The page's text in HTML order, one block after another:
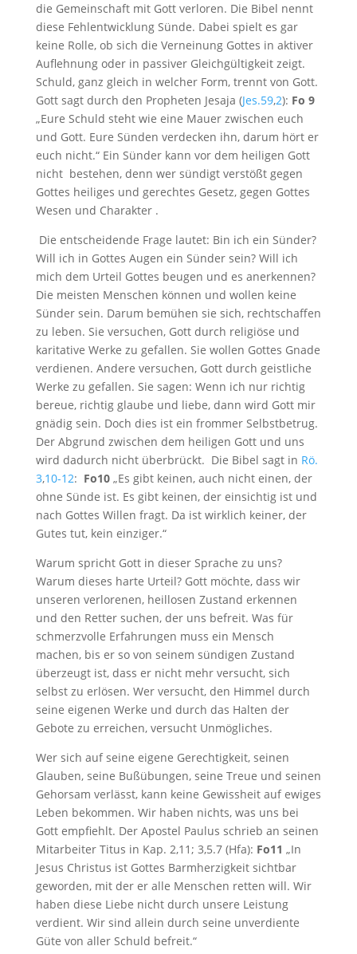
die Gemeinschaft mit Gott verloren. Die Bibel nennt
diese Fehlentwicklung Sünde. Dabei spielt es gar
keine Rolle, ob sich die Verneinung Gottes in aktiver
Auflehnung oder in passiver Gleichgültigkeit zeigt.
Schuld, ganz gleich in welcher Form, trennt von Gott.
Gott sagt durch den Propheten Jesaja (Jes.59,2): Fo 9
„Eure Schuld steht wie eine Mauer zwischen euch
und Gott. Eure Sünden verdecken ihn, darum hört er
euch nicht.“ Ein Sünder kann vor dem heiligen Gott
nicht bestehen, denn wer sündigt verstößt gegen
Gottes heiliges und gerechtes Gesetz, gegen Gottes
Wesen und Charakter .
Die entscheidende Frage lautet: Bin ich ein Sünder?
Will ich in Gottes Augen ein Sünder sein? Will ich
mich dem Urteil Gottes beugen und es anerkennen?
Die meisten Menschen können und wollen keine
Sünder sein. Darum bemühen sie sich, rechtschaffen
zu leben. Sie versuchen, Gott durch religiöse und
karitative Werke zu gefallen. Sie wollen Gottes Gnade
verdienen. Andere versuchen, Gott durch geistliche
Werke zu gefallen. Sie sagen: Wenn ich nur richtig
bereue, richtig glaube und liebe, dann wird Gott mir
gnädig sein. Doch dies ist ein frommer Selbstbetrug.
Der Abgrund zwischen dem heiligen Gott und uns
wird dadurch nicht überbrückt. Die Bibel sagt in Rö.
3,10-12: Fo10„Es gibt keinen, auch nicht einen, der
ohne Sünde ist. Es gibt keinen, der einsichtig ist und
nach Gottes Willen fragt. Da ist wirklich keiner, der
Gutes tut, kein einziger.“
Warum spricht Gott in dieser Sprache zu uns?
Warum dieses harte Urteil? Gott möchte, dass wir
unseren verlorenen, heillosen Zustand erkennen
und den Retter suchen, der uns befreit. Was für
schmerzvolle Erfahrungen muss ein Mensch
machen, bis er so von seinem sündigen Zustand
überzeugt ist, dass er nicht mehr versucht, sich
selbst zu erlösen. Wer versucht, den Himmel durch
seine eigenen Werke und durch das Halten der
Gebote zu erreichen, versucht Unmögliches.
Wer sich auf seine eigene Gerechtigkeit, seinen
Glauben, seine Bußübungen, seine Treue und seinen
Gehorsam verlässt, kann keine Gewissheit auf ewiges
Leben bekommen. Wir haben nichts, was uns bei
Gott empfiehlt. Der Apostel Paulus schrieb an seinen
Mitarbeiter Titus in Kap. 2,11; 3,5.7 (Hfa): Fo11 „In
Jesus Christus ist Gottes Barmherzigkeit sichtbar
geworden, mit der er alle Menschen retten will. Wir
haben diese Liebe nicht durch unsere Leistung
verdient. Wir sind allein durch seine unverdiente
Güte von aller Schuld befreit.“